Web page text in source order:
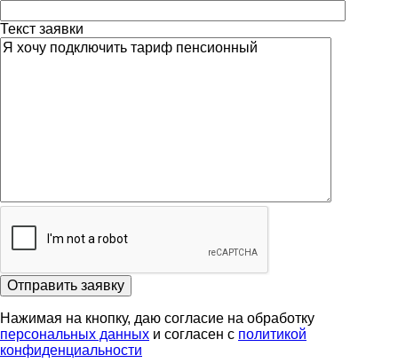
Текст заявки
Отправить заявку
Нажимая на кнопку, даю согласие на обработку
персональных данных и согласен с политикой
конфиденциальности